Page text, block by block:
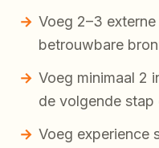
Voeg 2–3
betrouwbare
Voeg minimaal 2
de volgende stap
Voeg experience